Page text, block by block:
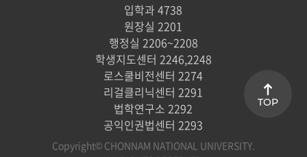
입학과 4738
원장실 2201
행정실 2206~2208
학생지도센터 2246,2248
로스쿨비전센터 2274
리걸클리닉센터 2291
법학연구소 2292
공익인권법센터 2293
Copyright© CHONNAM NATIONAL UNIVERSITY.
TOP